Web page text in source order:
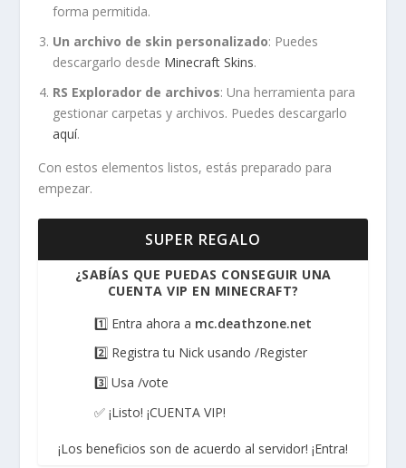
forma permitida.
Un archivo de skin personalizado: Puedes
descargarlo desde Minecraft Skins.
RS Explorador de archivos: Una herramienta para
gestionar carpetas y archivos. Puedes descargarlo
aquí.
Con estos elementos listos, estás preparado para
empezar.
SUPER REGALO
¿SABÍAS QUE PUEDAS CONSEGUIR UNA
CUENTA VIP EN MINECRAFT?
1️⃣ Entra ahora a mc.deathzone.net
2️⃣ Registra tu Nick usando /Register
3️⃣ Usa /vote
✅ ¡Listo! ¡CUENTA VIP!
¡Los beneficios son de acuerdo al servidor! ¡Entra!